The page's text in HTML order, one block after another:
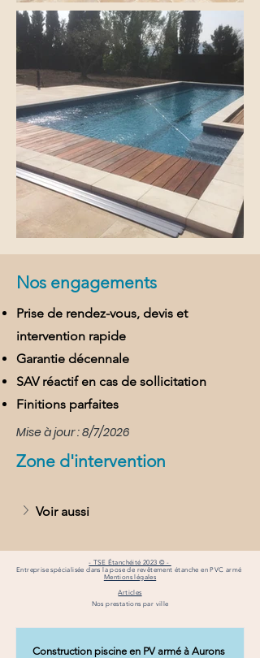
Nos engagements
Prise de rendez-vous, devis et
intervention rapide
Garantie décennale
SAV réactif en cas de sollicitation
Finitions parfaites
Mise à jour : 8/7/2026
Zone d'intervention
Voir aussi
- TSE Étanchéité 2023 © -
Entreprise spécialisée dans la pose de revêtement étanche en PVC armé
Mentions légales
Articles
Nos prestations par ville
Construction piscine en PV armé à Aurons